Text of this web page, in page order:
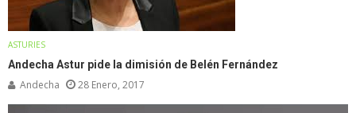
ASTURIES
Andecha Astur pide la dimisión de Belén Fernández
Andecha 28 Enero, 2017